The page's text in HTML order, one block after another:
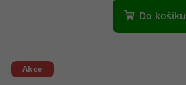
Do košíku
Akce